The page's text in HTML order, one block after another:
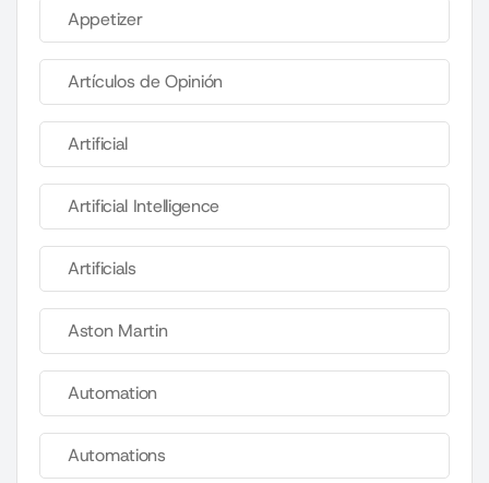
Appetizer
Artículos de Opinión
Artificial
Artificial Intelligence
Artificials
Aston Martin
Automation
Automations